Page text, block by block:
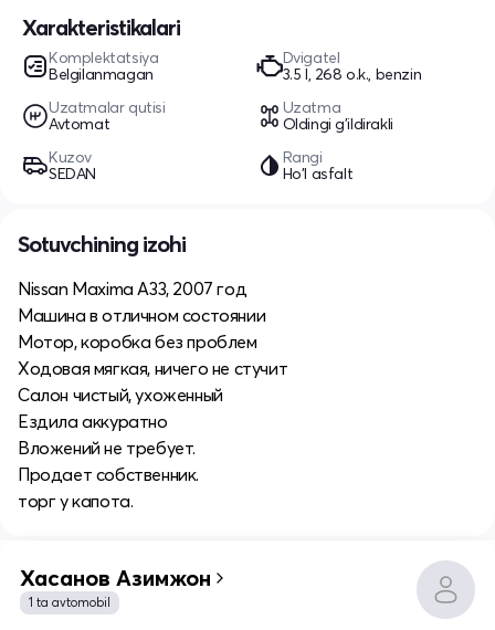
Xarakteristikalari
Komplektatsiya
Belgilanmagan
Dvigatel
3.5 l, 268 o.k., benzin
Uzatmalar qutisi
Avtomat
Uzatma
Oldingi g'ildirakli
Kuzov
SEDAN
Rangi
Ho'l asfalt
Sotuvchining izohi
Nissan Maxima A33, 2007 год
Машина в отличном состоянии
Мотор, коробка без проблем
Ходовая мягкая, ничего не стучит
Салон чистый, ухоженный
Ездила аккуратно
Вложений не требует.
Продает собственник.
торг у капота.
Хасанов Азимжон
1 ta avtomobil